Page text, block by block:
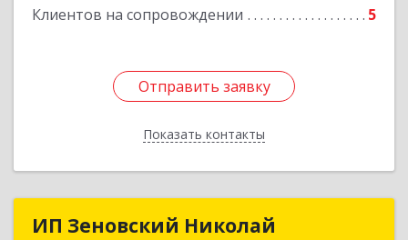
Клиентов на сопровождении 5
Отправить заявку
Показать контакты
Отправить заявку
Назад
ИП Зеновский Николай
ИП Зеновский Николай